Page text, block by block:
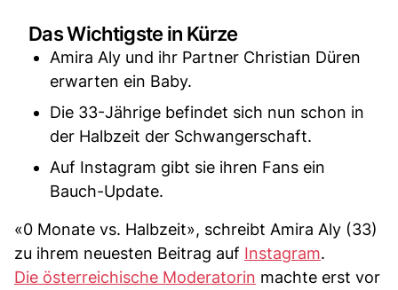
Das Wichtigste in Kürze
Amira Aly und ihr Partner Christian Düren
erwarten ein Baby.
Die 33-Jährige befindet sich nun schon in
der Halbzeit der Schwangerschaft.
Auf Instagram gibt sie ihren Fans ein
Bauch-Update.
«0 Monate vs. Halbzeit», schreibt Amira Aly (33)
zu ihrem neuesten Beitrag auf Instagram.
Die österreichische Moderatorin machte erst vor